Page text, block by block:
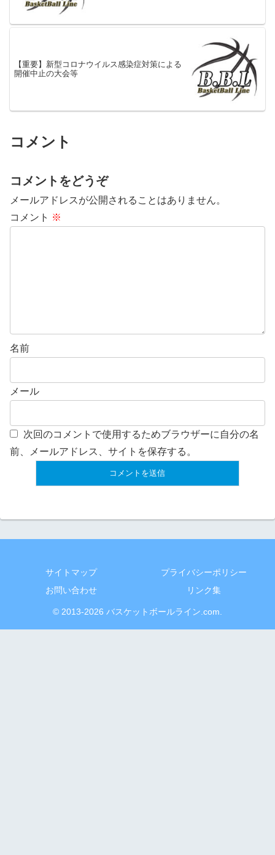
【重要】新型コロナウイルス感染症対策による
開催中止の大会等
コメント
コメントをどうぞ
メールアドレスが公開されることはありません。
コメント ※
名前
メール
次回のコメントで使用するためブラウザーに自分の名
前、メールアドレス、サイトを保存する。
サイトマップ
プライバシーポリシー
お問い合わせ
リンク集
© 2013-2026 バスケットボールライン.com.